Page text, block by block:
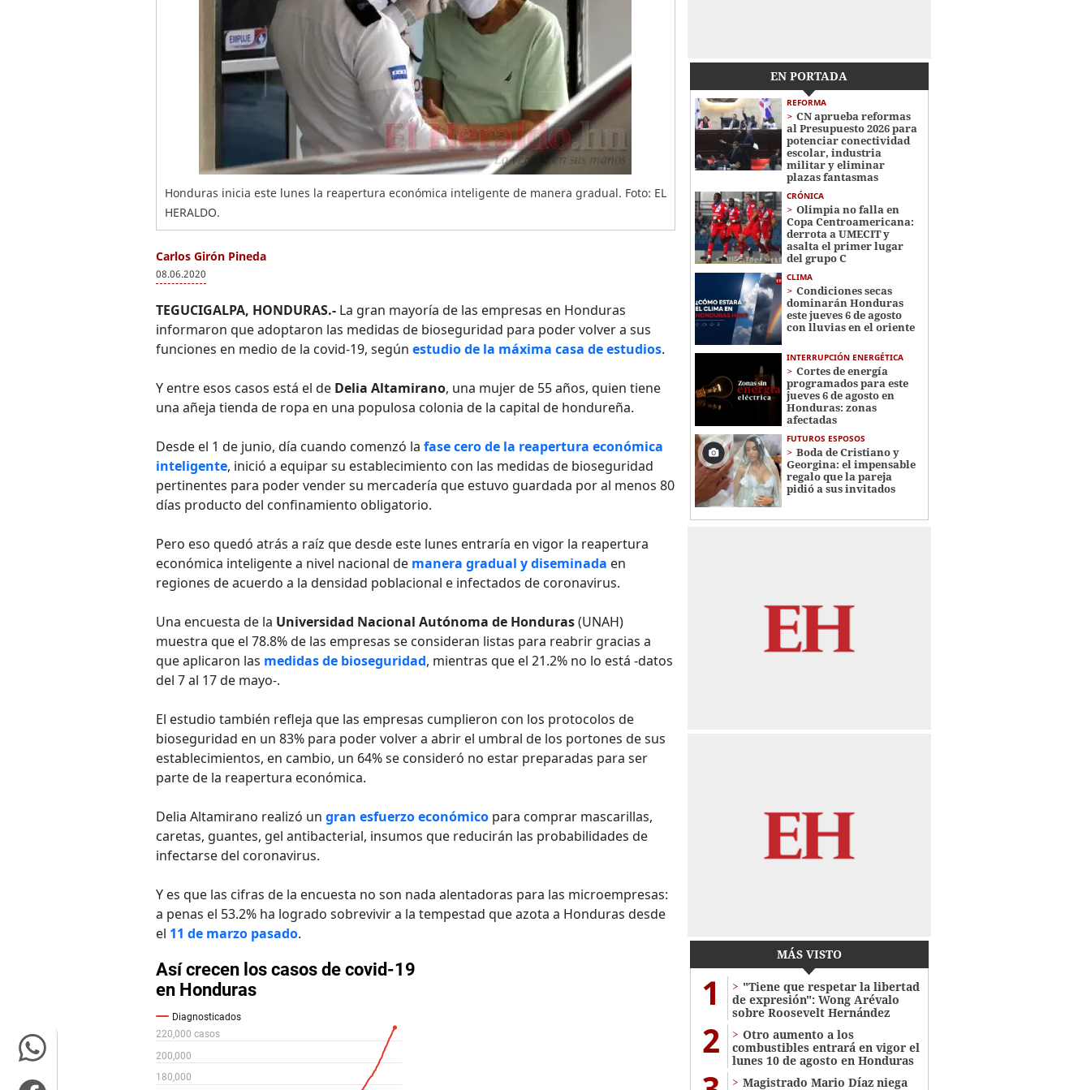
Honduras inicia este lunes la reapertura económica inteligente de manera gradual. Foto: EL
HERALDO.
Carlos Girón Pineda
08.06.2020
TEGUCIGALPA, HONDURAS.- La gran mayoría de las empresas en Honduras
informaron que adoptaron las medidas de bioseguridad para poder volver a sus
funciones en medio de la covid-19, según estudio de la máxima casa de estudios.
Y entre esos casos está el de Delia Altamirano, una mujer de 55 años, quien tiene
una añeja tienda de ropa en una populosa colonia de la capital de hondureña.
Desde el 1 de junio, día cuando comenzó la fase cero de la reapertura económica
inteligente, inició a equipar su establecimiento con las medidas de bioseguridad
pertinentes para poder vender su mercadería que estuvo guardada por al menos 80
días producto del confinamiento obligatorio.
Pero eso quedó atrás a raíz que desde este lunes entraría en vigor la reapertura
económica inteligente a nivel nacional de manera gradual y diseminada en
regiones de acuerdo a la densidad poblacional e infectados de coronavirus.
Una encuesta de la Universidad Nacional Autónoma de Honduras(UNAH)
muestra que el 78.8% de las empresas se consideran listas para reabrir gracias a
que aplicaron las medidas de bioseguridad, mientras que el 21.2% no lo está -datos
del 7 al 17 de mayo-.
El estudio también refleja que las empresas cumplieron con los protocolos de
bioseguridad en un 83% para poder volver a abrir el umbral de los portones de sus
establecimientos, en cambio, un 64% se consideró no estar preparadas para ser
parte de la reapertura económica.
Delia Altamirano realizó un gran esfuerzo económico para comprar mascarillas,
caretas, guantes, gel antibacterial, insumos que reducirán las probabilidades de
infectarse del coronavirus.
Y es que las cifras de la encuesta no son nada alentadoras para las microempresas:
a penas el 53.2% ha logrado sobrevivir a la tempestad que azota a Honduras desde
el 11 de marzo pasado.
EN PORTADA
REFORMA
CN aprueba reformas
al Presupuesto 2026 para
potenciar conectividad
escolar, industria
militar y eliminar
plazas fantasmas
CRÓNICA
Olimpia no falla en
Copa Centroamericana:
derrota a UMECIT y
asalta el primer lugar
del grupo C
CLIMA
Condiciones secas
dominarán Honduras
este jueves 6 de agosto
con lluvias en el oriente
INTERRUPCIÓN ENERGÉTICA
Cortes de energía
programados para este
jueves 6 de agosto en
Honduras: zonas
afectadas
FUTUROS ESPOSOS
Boda de Cristiano y
Georgina: el impensable
regalo que la pareja
pidió a sus invitados
MÁS VISTO
1
"Tiene que respetar la libertad
de expresión": Wong Arévalo
sobre Roosevelt Hernández
2
Otro aumento a los
combustibles entrará en vigor el
lunes 10 de agosto en Honduras
Magistrado Mario Díaz niega